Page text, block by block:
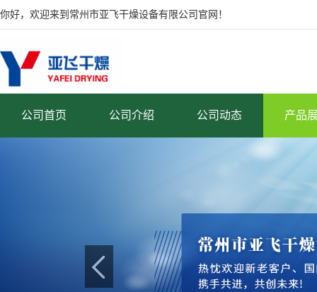
你好，欢迎来到常州市亚飞干燥设备有限公司官网！
公司首页 公司介绍 公司动态 产品